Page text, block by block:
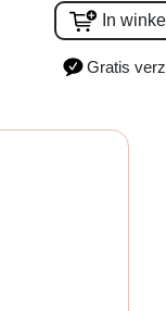
In
Gratis